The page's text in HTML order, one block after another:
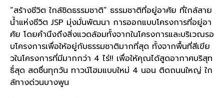
“สร้างชีวิต ใกล้ชิดธรรมชาติ” ธรรมชาติที่อยู่อาศัย ที่ใกล้สาย
น้ำแห่งชีวิต JSP มุ่งมั่นพัฒนา การออกแบบโครงการที่อยู่อา
ศัย โดยคำนึงถึงสิ่งแวดล้อมทั้งจากในโครงการและบริเวณรอ
บโครงการเพื่อให้อยู่กับธรรมชาติมากที่สุด ทั้งจากพื้นที่สีเขีย
วในโครงการที่มีมากกว่า 4 ไร่!! เพื่อให้คุณได้สูดอากาศบริสุท
ธิ์สุด สดชื่นทุกวัน ทาวน์โฮมแบบใหม่ 4 นอน ติดถนนใหญ่ ใก
ล้ทางด่วนบางพูน